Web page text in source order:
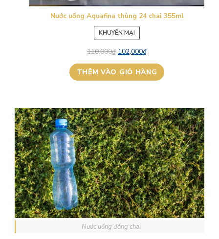
Nước uống Aquafina thùng 24 chai 355ml
KHUYẾN MẠI
PHẨM
ĐANG
GIẢM
GIÁ
110,000₫ 102,000₫
THÊM VÀO GIỎ HÀNG
Nước uống đóng chai